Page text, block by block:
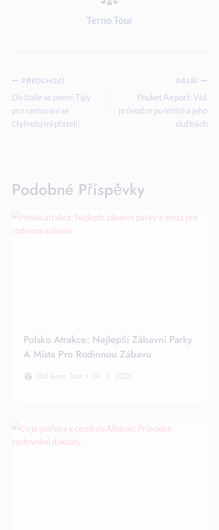
Terno Tour
Navigace
Pro
Příspěvek
PŘEDCHOZÍ
Do Itálie se psem: Tipy
pro cestování se
čtyřnohými přáteli!
DALŠÍ
Phuket Airport: Váš
průvodce po letišti a jeho
službách
Podobné Příspěvky
Polsko Atrakce: Nejlepší Zábavní Parky
A Místa Pro Rodinnou Zábavu
Od Terno Tour 14. 3. 2026